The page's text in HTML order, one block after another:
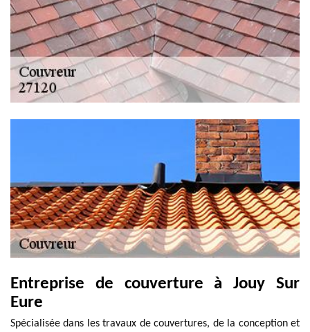
Entreprise de couverture à Jouy Sur
Eure
Spécialisée dans les travaux de couvertures, de la conception et